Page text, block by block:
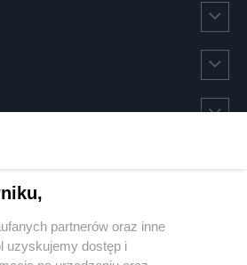
partnerów oraz inne
uzyskujemy dostęp i